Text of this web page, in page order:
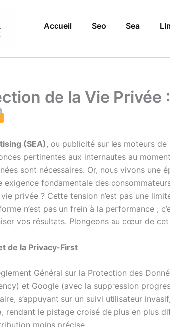
Accueil Seo Sea
de la Vie Privée
(SEA), ou publicité sur les moteurs
pertinentes aux internautes au
sont nécessaires. Or, nous vivons une
exigence fondamentale des
privée ? Cette tension n’est pas une
n’est pas un frein à la performance ;
vos résultats. Plongeons au cœur de
de la Privacy-First
Général sur la Protection des
et Google (avec la suppression
s’appuyant sur un suivi utilisateur
, rendant le pistage croisé de plus en plus
moins précise.